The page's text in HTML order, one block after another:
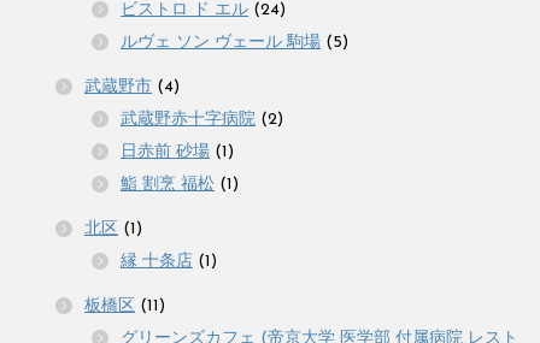
ビストロ ド エル (24)
ルヴェ ソン ヴェール 駒場 (5)
武蔵野市 (4)
武蔵野赤十字病院 (2)
日赤前 砂場 (1)
鮨 割烹 福松 (1)
北区 (1)
縁 十条店 (1)
板橋区 (11)
グリーンズカフェ (帝京大学 医学部 付属病院 レスト